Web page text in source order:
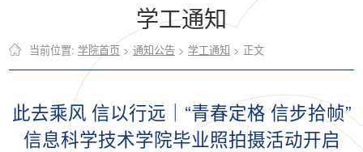
学工通知
当前位置:学院首页 >通知公告 >学工通知 > 正文
此去乘风 信以行远｜“青春定格 信步拾帧”
信息科学技术学院毕业照拍摄活动开启